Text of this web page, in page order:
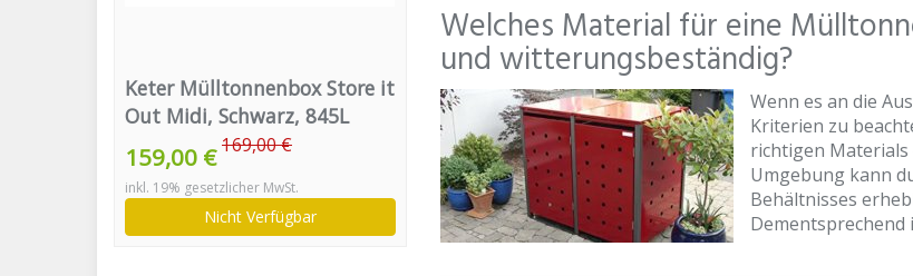
Welches Material für eine
und witterungsbeständig?
Wenn es an die
Kriterien zu
richtigen
Umgebung kann
Behältnisses
Dementsprechend
Keter Mülltonnenbox Store it
Out Midi, Schwarz, 845L
159,00 €169,00 €
inkl. 19% gesetzlicher MwSt.
Nicht Verfügbar